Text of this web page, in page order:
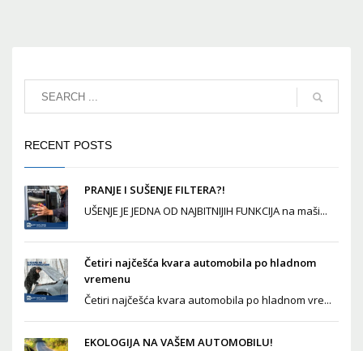
RECENT POSTS
PRANJE I SUŠENJE FILTERA?!
UŠENJE JE JEDNA OD NAJBITNIJIH FUNKCIJA na maši...
Četiri najčešća kvara automobila po hladnom
vremenu
Četiri najčešća kvara automobila po hladnom vre...
EKOLOGIJA NA VAŠEM AUTOMOBILU!